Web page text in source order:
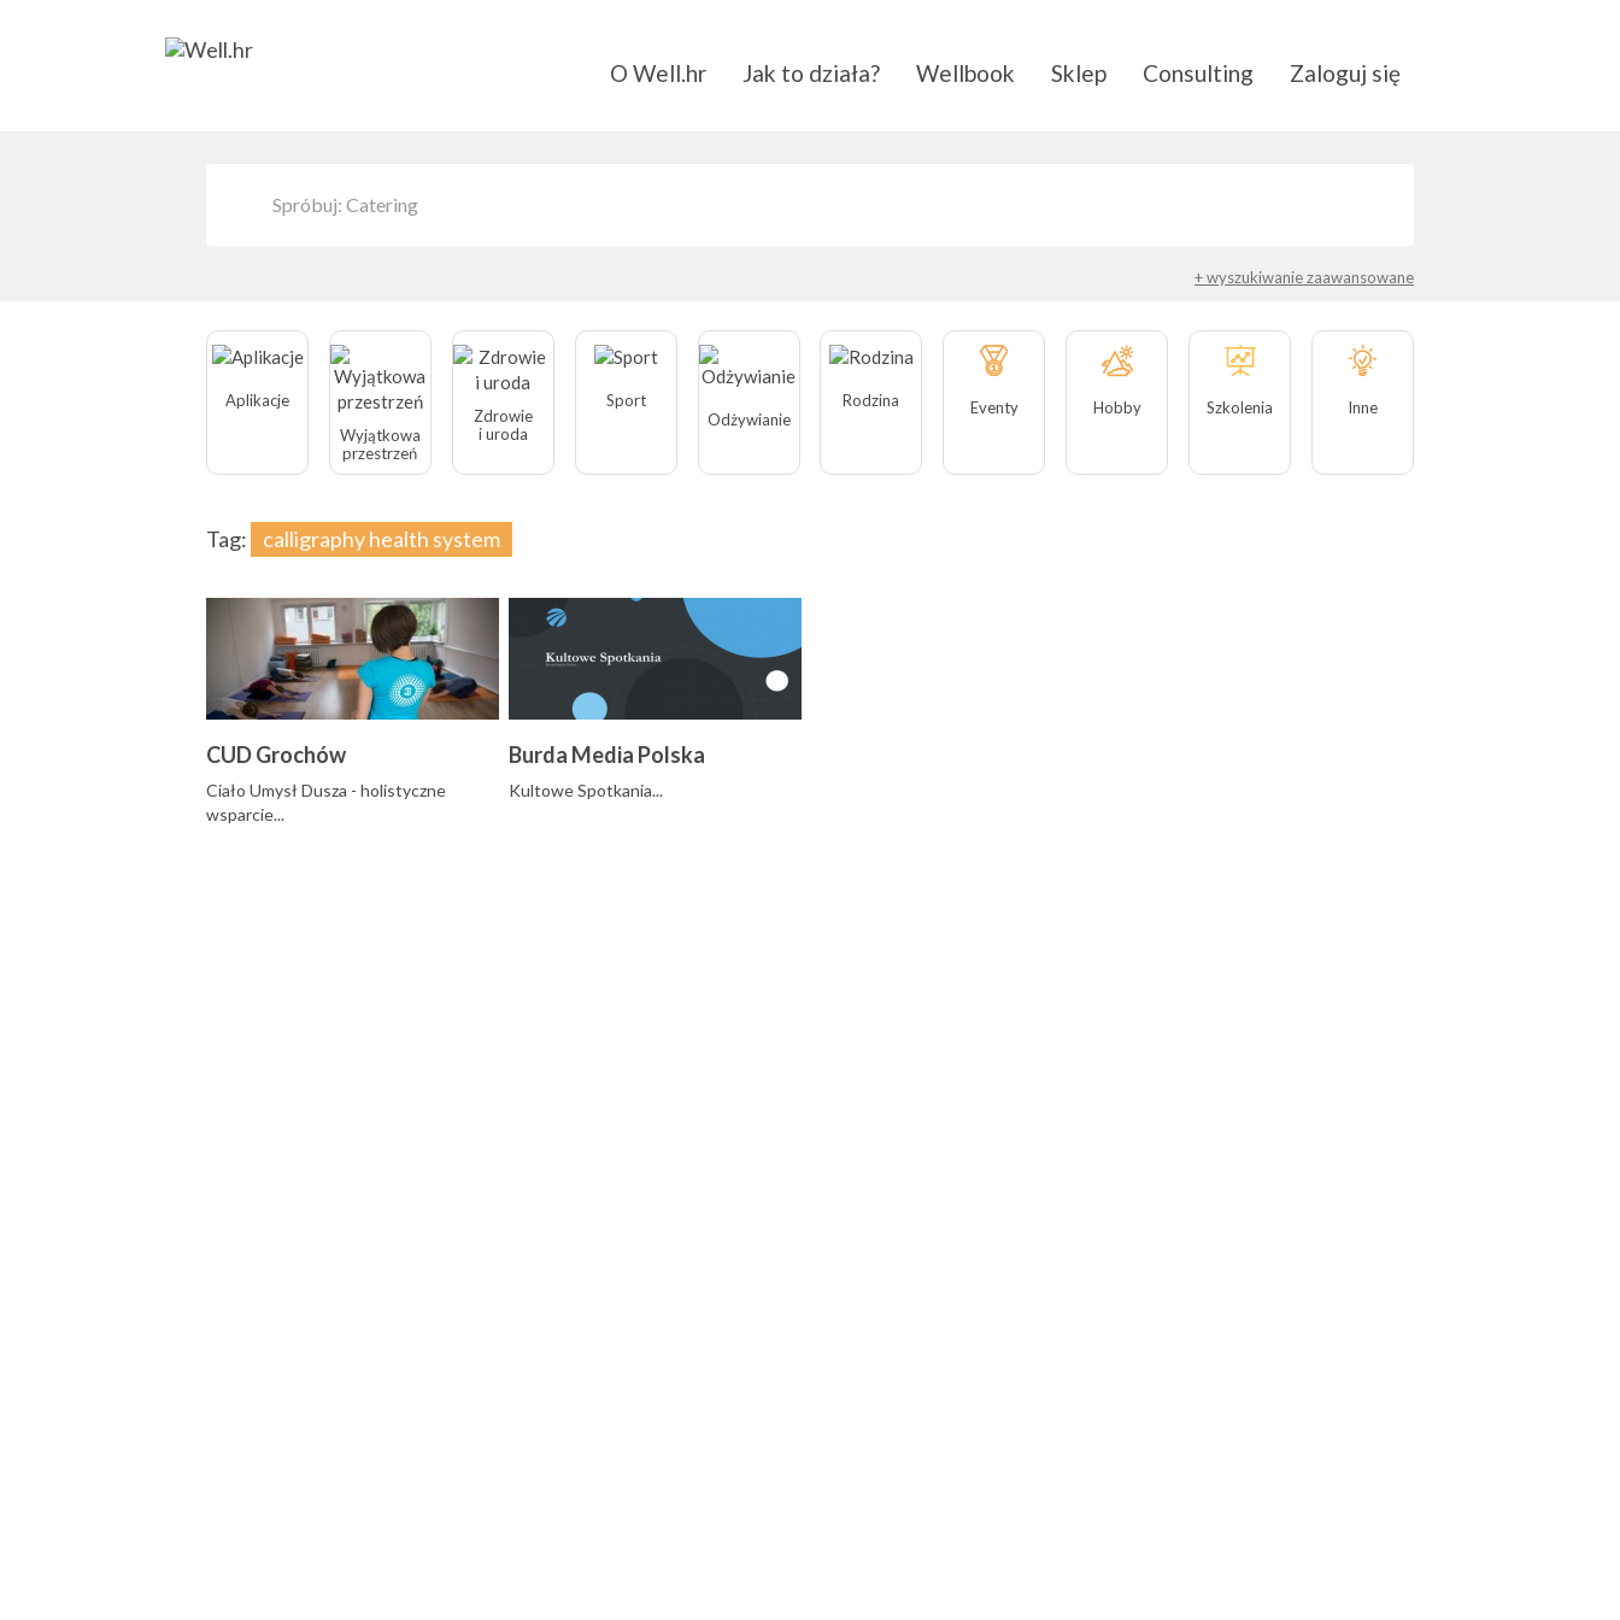
O Well.hr Jak to działa? Wellbook Sklep Consulting Zaloguj się
+ wyszukiwanie zaawansowane
Aplikacje
Wyjątkowa
przestrzeń
Zdrowie
i uroda
Sport
Odżywianie
Rodzina Eventy Hobby Szkolenia Inne
Tag: calligraphy health system
CUD Grochów
Ciało Umysł Dusza - holistyczne
wsparcie...
Burda Media Polska
Kultowe Spotkania...